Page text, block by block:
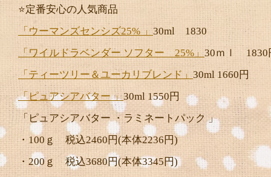
⭐️定番安心の人気商品
「ウーマンズセンシズ25% 」 30ml 1830
「ワイルドラベンダー ソフター 25%」 30ｍｌ 1830
「ティーツリー＆ユーカリブレンド」 30ml 1660円
「ピュアシアバター 」30ml 1550円
「ピュアシアバター ・ラミネートパック 」
・100ｇ 税込2460円(本体2236円)
・200ｇ 税込3680円(本体3345円)